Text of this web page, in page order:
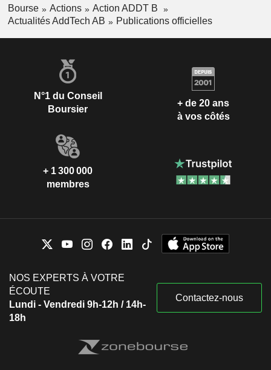
Bourse Actions
Action ADDT B
Actualités AddTech AB
Publications officielles
N°1 du Conseil
Boursier
+ de 20 ans
à vos côtés
+ 1 300 000
membres
NOS EXPERTS À VOTRE
ÉCOUTE
Lundi - Vendredi 9h-12h / 14h-
18h
Contactez-nous